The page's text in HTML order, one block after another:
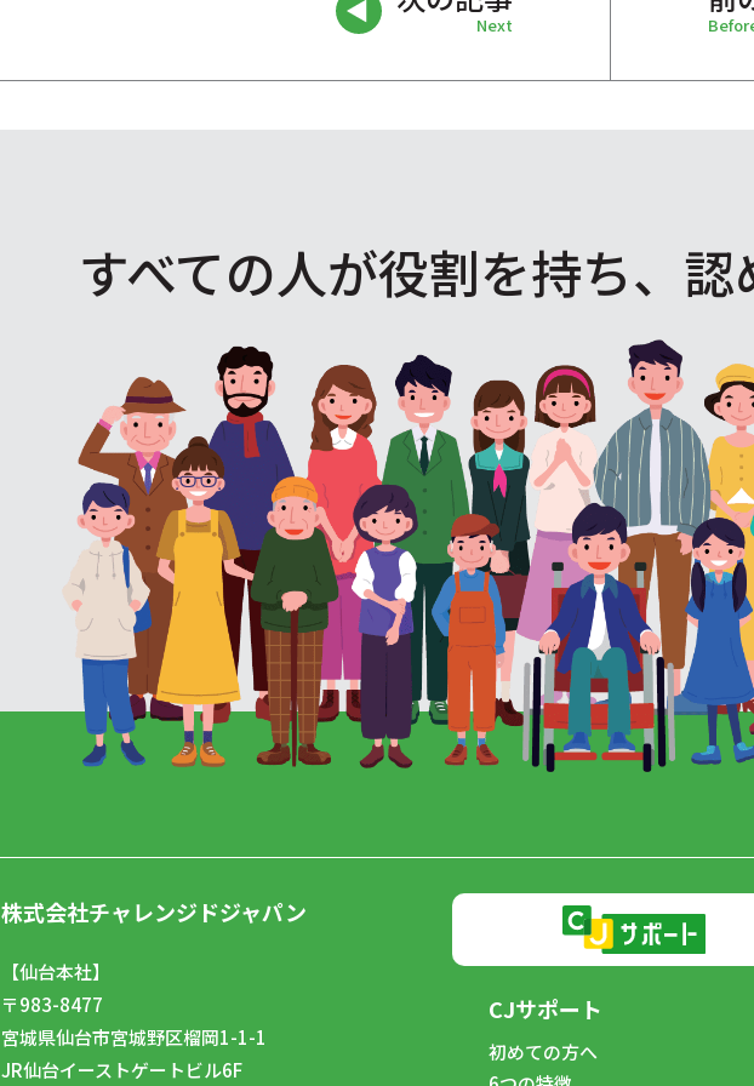
Next
すべての人が役割を持ち、認
株式会社チャレンジドジャパン
【仙台本社】
〒983-8477
宮城県仙台市宮城野区榴岡1-1-1
JR仙台イーストゲートビル6F
CJサポート
初めての方へ